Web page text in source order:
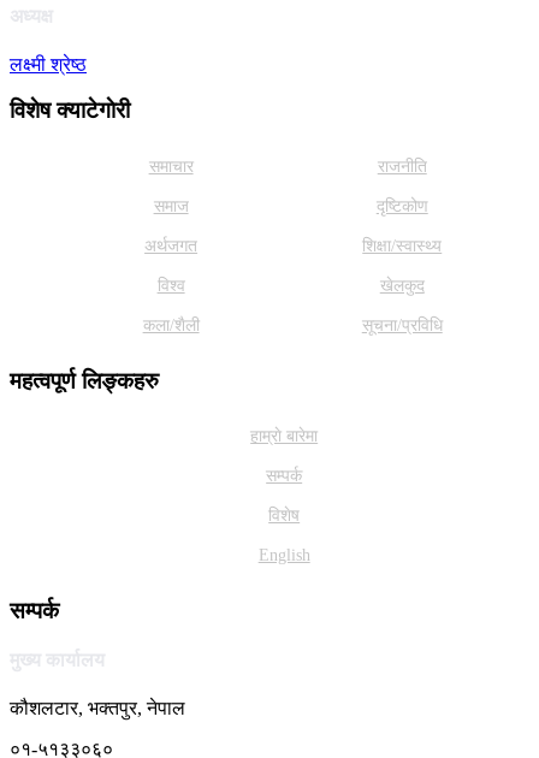
अध्यक्ष
लक्ष्मी श्रेष्ठ
विशेष क्याटेगाेरी
समाचार राजनीति
समाज दृष्टिकोण
अर्थजगत शिक्षा/स्वास्थ्य
विश्व खेलकुद
कला/शैली सूचना/प्रविधि
महत्वपूर्ण लिङ्कहरु
हाम्राे बारेमा
सम्पर्क
विशेष
English
सम्पर्क
मुख्य कार्यालय
कौशलटार, भक्तपुर, नेपाल
०१-५१३३०६०